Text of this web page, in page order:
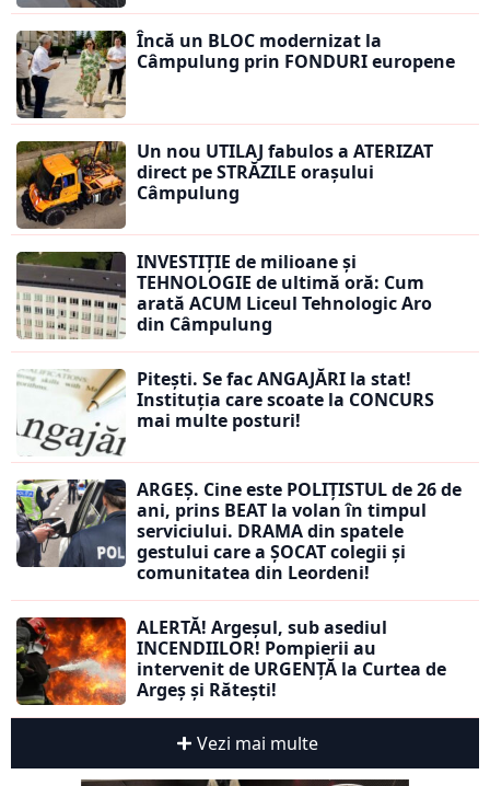
Încă un BLOC modernizat la
Câmpulung prin FONDURI europene
Un nou UTILAJ fabulos a ATERIZAT
direct pe STRĂZILE orașului
Câmpulung
INVESTIȚIE de milioane și
TEHNOLOGIE de ultimă oră: Cum
arată ACUM Liceul Tehnologic Aro
din Câmpulung
Pitești. Se fac ANGAJĂRI la stat!
Instituția care scoate la CONCURS
mai multe posturi!
ARGEȘ. Cine este POLIȚISTUL de 26 de
ani, prins BEAT la volan în timpul
serviciului. DRAMA din spatele
gestului care a ȘOCAT colegii și
comunitatea din Leordeni!
ALERTĂ! Argeșul, sub asediul
INCENDIILOR! Pompierii au
intervenit de URGENȚĂ la Curtea de
Argeș și Rătești!
Vezi mai multe